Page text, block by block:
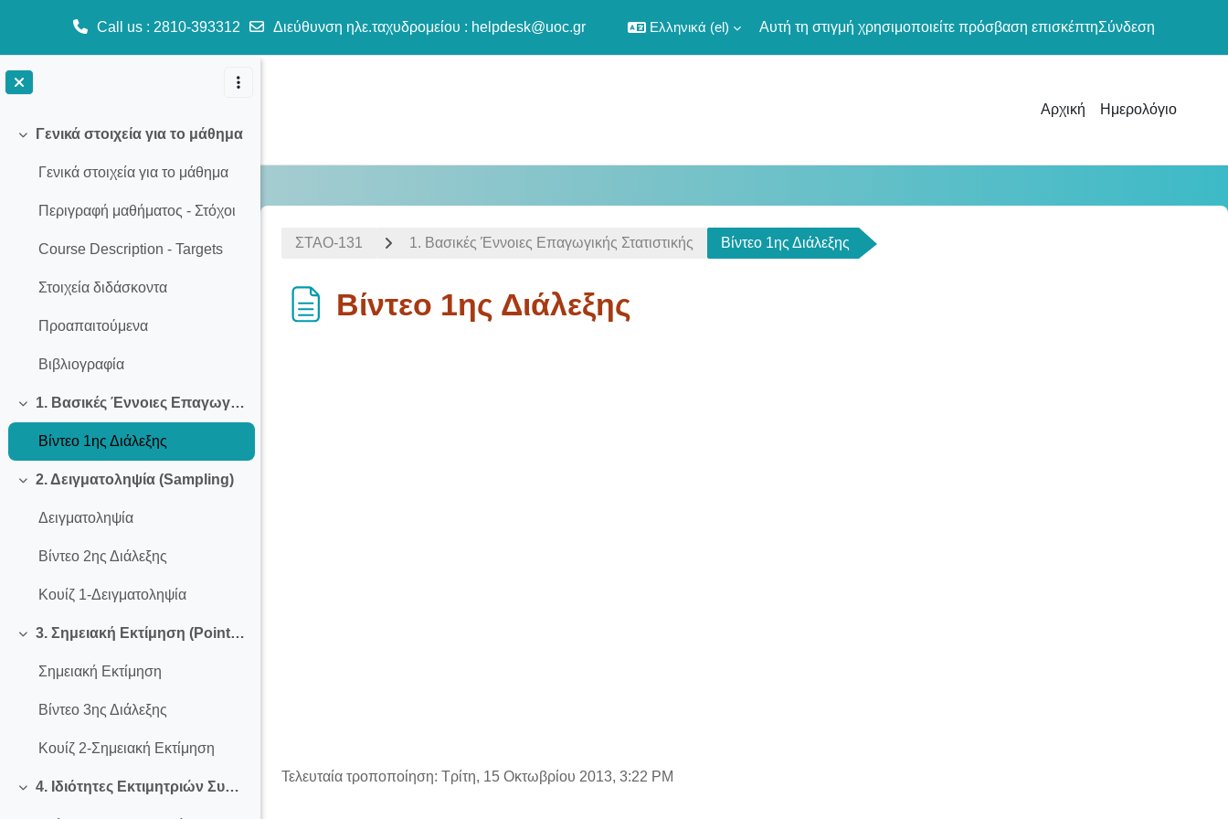
Call us : 2810-393312 Διεύθυνση ηλε.ταχυδρομείου : helpdesk@uoc.gr Ελληνικά ‎(el)‎ Αυτή τη στιγμή χρησιμοποιείτε πρόσβαση επισκέπτηΣύνδεση
Αρχική Ημερολόγιο
Σύμπτυξη
Γενικά στοιχεία για το μάθημα
Γενικά στοιχεία για το μάθημα
Περιγραφή μαθήματος - Στόχοι
Course Description - Targets
Στοιχεία διδάσκοντα
Προαπαιτούμενα
Βιβλιογραφία
Σύμπτυξη
1. Βασικές Έννοιες Επαγωγικής Στατιστικής
Βίντεο 1ης Διάλεξης
Σύμπτυξη
2. Δειγματοληψία (Sampling)
Δειγματοληψία
Βίντεο 2ης Διάλεξης
Κουίζ 1-Δειγματοληψία
Σύμπτυξη
3. Σημειακή Εκτίμηση (Point Estimation)
Σημειακή Εκτίμηση
Βίντεο 3ης Διάλεξης
Κουίζ 2-Σημειακή Εκτίμηση
Σύμπτυξη
4. Ιδιότητες Εκτιμητριών Συναρτήσεων
ΣΤΑΟ-131 1. Βασικές Έννοιες Επαγωγικής Στατιστικής Βίντεο 1ης Διάλεξης
Βίντεο 1ης Διάλεξης
Τελευταία τροποποίηση: Τρίτη, 15 Οκτωβρίου 2013, 3:22 PM